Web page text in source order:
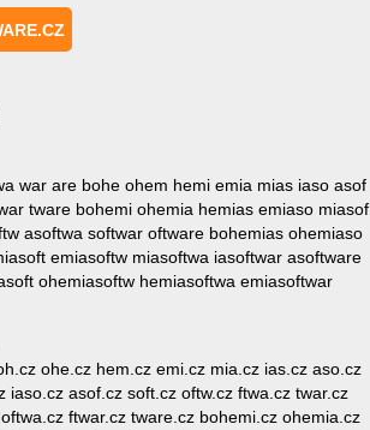
war are bohe ohem hemi emia mias iaso asof
tware bohemi ohemia hemias emiaso miasof
asoftwa softwar oftware bohemias ohemiaso
emiasoftw miasoftwa iasoftwar asoftware
ohemiasoftw hemiasoftwa emiasoftwar
ohe.cz hem.cz emi.cz mia.cz ias.cz aso.cz
asof.cz soft.cz oftw.cz ftwa.cz twar.cz
ftwar.cz tware.cz bohemi.cz ohemia.cz